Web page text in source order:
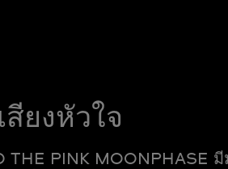
สียงหัวใจ
PINK MOONPHASE มี